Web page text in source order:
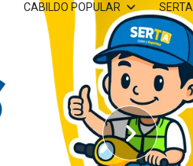
CABILDO POPULAR SERTA